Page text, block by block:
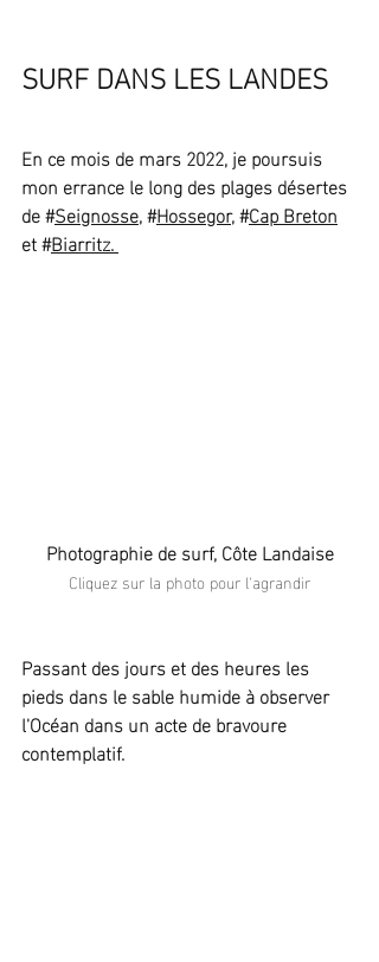
SURF DANS LES LANDES
En ce mois de mars 2022, je poursuis
mon errance le long des plages désertes
de #Seignosse, #Hossegor, #Cap Breton
et #Biarritz.
Photographie de surf, Côte Landaise
Cliquez sur la photo pour l'agrandir
Passant des jours et des heures les
pieds dans le sable humide à observer
l'Océan dans un acte de bravoure
contemplatif.